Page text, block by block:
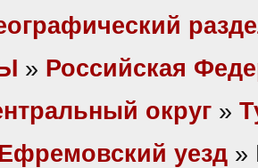
» Российская
округ »
уезд »